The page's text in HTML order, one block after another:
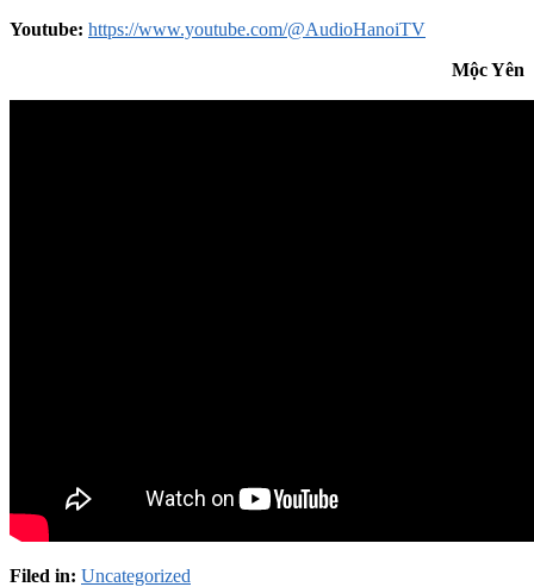
Youtube: https://www.youtube.com/@AudioHanoiTV
Mộc Yên
Filed in: Uncategorized